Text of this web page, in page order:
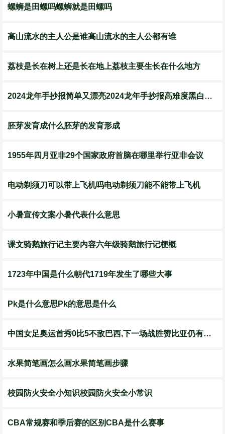
螺蛳是田螺吗螺蛳就是田螺吗
高山流水的主人公是谁高山流水的主人公都有谁
荔枝是长在树上还是长在地上荔枝主要生长在什么地方
2024龙年手抄报简单又漂亮2024龙年手抄报高难度黑白线稿
胚芽发育成什么胚芽的发育形成
1955年四月亚非29个国家政府首脑在哪里举行亚非会议
电动剃须刀可以带上飞机吗电动剃须刀能不能带上飞机
小暑宣传文案小暑代表什么意思
课文骑鹅旅行记主要内容六年级骑鹅旅行记梗概
1723年中国是什么朝代1719年发生了哪些大事
Pk是什么意思Pk的意思是什么
中国女足奥运首秀0比5不敌巴西,下一场战胜赞比亚仍有出线机会
水果简笔画怎么画水果简笔画步骤
校园防火安全小知识校园防火安全小常识
CBA常规赛和季后赛的区别CBA是什么赛事